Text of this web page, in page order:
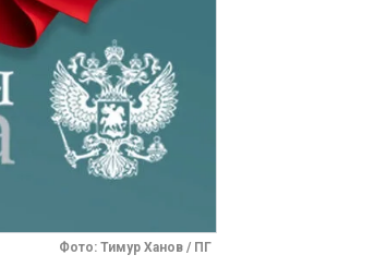
Фото: Тимур Ханов / ПГ